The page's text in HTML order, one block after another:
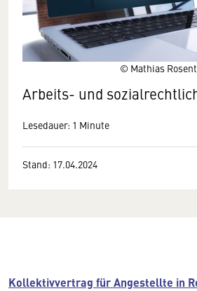
© Mathias
Arbeits- und
Lesedauer: 1 Minute
Stand: 17.04.2024
Kollektivvertrag für Angestellte in